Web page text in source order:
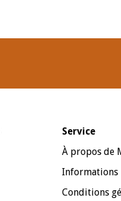
Service
À propos de
Informations
Conditions